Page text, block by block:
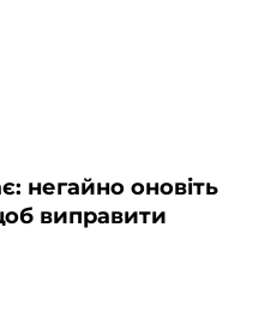
негайно оновіть
виправити